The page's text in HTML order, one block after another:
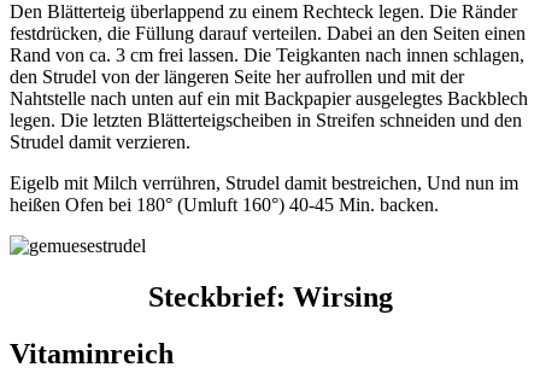
Den Blätterteig überlappend zu einem Rechteck legen. Die Ränder
festdrücken, die Füllung darauf verteilen. Dabei an den Seiten einen
Rand von ca. 3 cm frei lassen. Die Teigkanten nach innen schlagen,
den Strudel von der längeren Seite her aufrollen und mit der
Nahtstelle nach unten auf ein mit Backpapier ausgelegtes Backblech
legen. Die letzten Blätterteigscheiben in Streifen schneiden und den
Strudel damit verzieren.
Eigelb mit Milch verrühren, Strudel damit bestreichen, Und nun im
heißen Ofen bei 180° (Umluft 160°) 40-45 Min. backen.
Steckbrief: Wirsing
Vitaminreich